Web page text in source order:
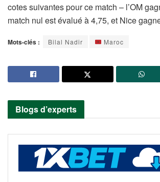
cotes suivantes pour ce match – l’OM
match nul est évalué à 4,75, et Nice
Mots-clés : Bilal Nadir Maroc
Blogs d’experts